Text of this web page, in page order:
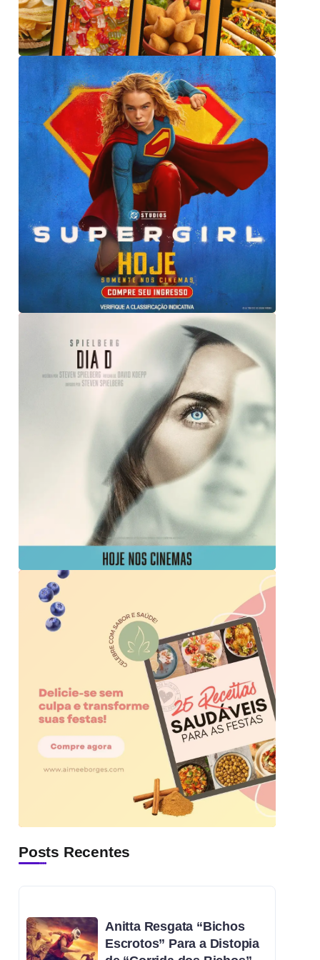
Posts Recentes
Anitta Resgata “Bichos
Escrotos” Para a Distopia